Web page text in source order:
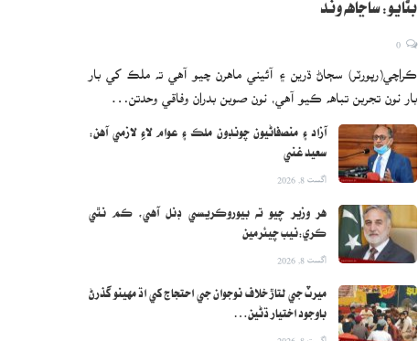
بڻايو: ساڃاهه وند
ڪراچي(رپورٽر) سڄاڻ ڌرين ۽ آئيني ماهرن چيو آهي ته ملڪ کي بار
بار نون تجربن تباهه ڪيو آهي، نون صوبن بدران وفاقي وحدتن…
آزاد ۽ منصفاڻيون چونڊون ملڪ ۽ عوام لاءِ لازمي آهن:
سعيد غني
اگست 8, 2026
هر وزير چيو ته بيوروڪريسي ڊنل آهي، ڪم نٿي
ڪري:نيب چيئرمين
اگست 8, 2026
ميرٽ جي لتاڙ خلاف نوجوان جي احتجاج کي اڌ مهينو گذرڻ
باوجود اختيار ڌڻين…
اگست 8, 2026